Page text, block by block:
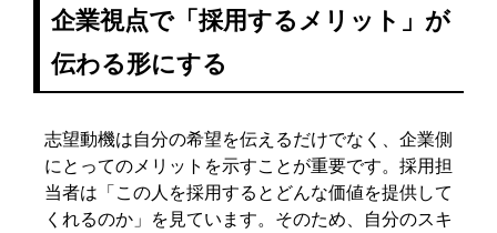
企業視点で「採用するメリット」が
伝わる形にする
志望動機は自分の希望を伝えるだけでなく、企業側
にとってのメリットを示すことが重要です。採用担
当者は「この人を採用するとどんな価値を提供して
くれるのか」を見ています。そのため、自分のスキ